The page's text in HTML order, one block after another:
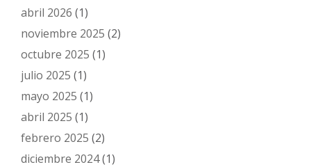
abril 2026 (1)
noviembre 2025 (2)
octubre 2025 (1)
julio 2025 (1)
mayo 2025 (1)
abril 2025 (1)
febrero 2025 (2)
diciembre 2024(1)